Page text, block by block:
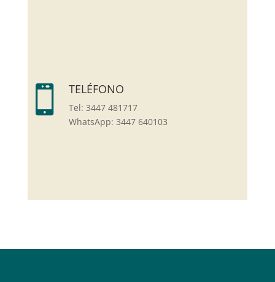
 TELÉFONO
Tel: 3447 481717
WhatsApp: 3447 640103